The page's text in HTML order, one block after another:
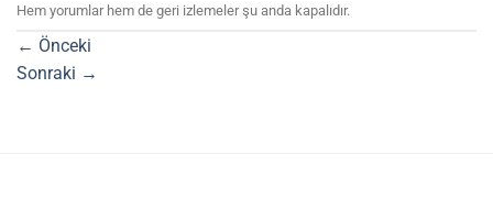
Hem yorumlar hem de geri izlemeler şu anda kapalıdır.
← Önceki
Sonraki →